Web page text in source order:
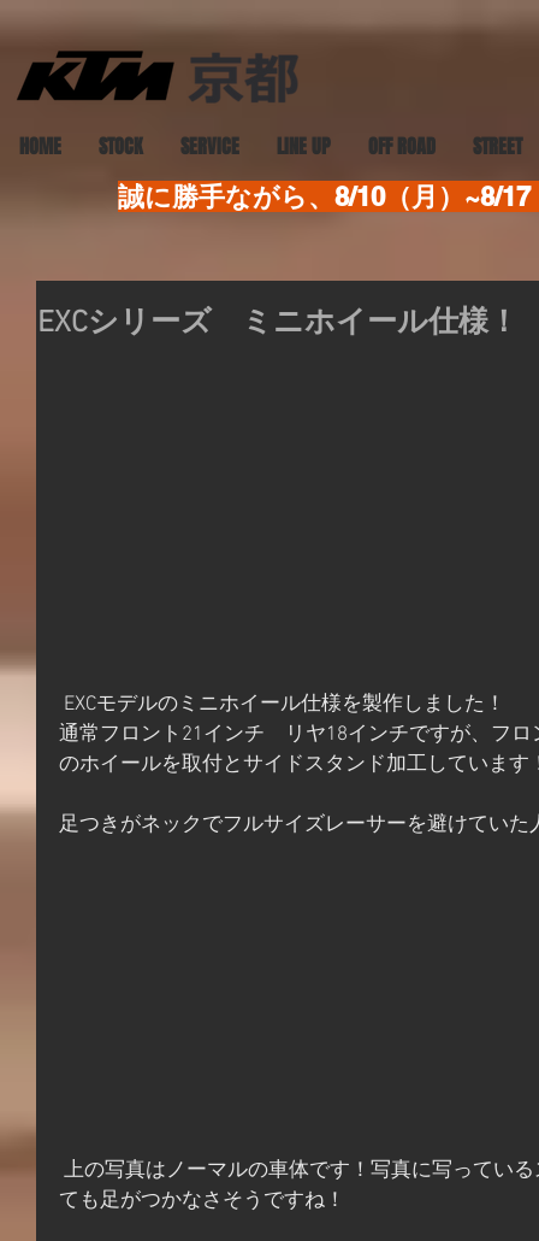
HOME STOCK SERVICE LINE UP OFF ROAD STREET
誠に勝手ながら、8/10（月）~8/
EXCシリーズ ミニホイール仕様！
EXCモデルのミニホイール仕様を製作しました！
通常フロント21インチ　リヤ18インチですが、フ
のホイールを取付とサイドスタンド加工しています
足つきがネックでフルサイズレーサーを避けていた
ても足がつかなさそうですね！